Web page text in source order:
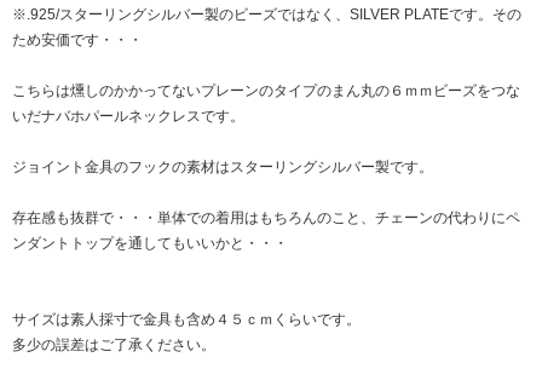
※.925/スターリングシルバー製のビーズではなく、SILVER PLATEです。その
ため安価です・・・
こちらは燻しのかかってないプレーンのタイプのまん丸の６ｍｍビーズをつな
いだナバホパールネックレスです。
ジョイント金具のフックの素材はスターリングシルバー製です。
存在感も抜群で・・・単体での着用はもちろんのこと、チェーンの代わりにペ
ンダントトップを通してもいいかと・・・
サイズは素人採寸で金具も含め４５ｃｍくらいです。
多少の誤差はご了承ください。